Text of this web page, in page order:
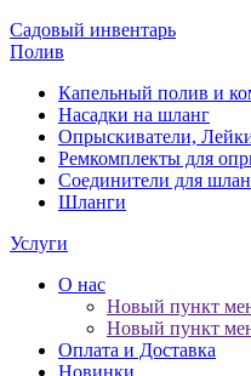
Садовый инвентарь
Полив
Капельный полив и
Насадки на шланг
Опрыскиватели,
Ремкомплекты для
Соединители для
Шланги
Услуги
О нас
Новый пункт
Новый пункт
Оплата и Доставка
Новинки